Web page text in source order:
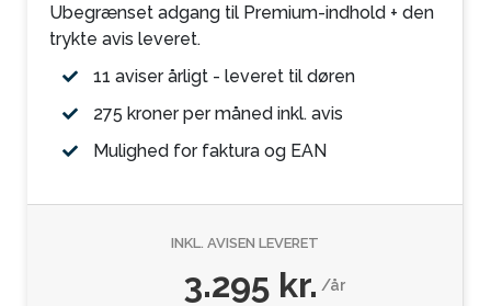
Ubegrænset adgang til Premium-indhold + den
trykte avis leveret.
11 aviser årligt - leveret til døren
275 kroner per måned inkl. avis
Mulighed for faktura og EAN
INKL. AVISEN LEVERET
3.295 kr./år